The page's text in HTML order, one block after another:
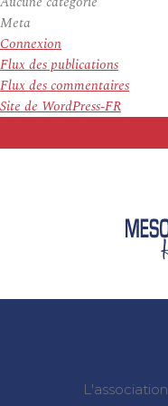
Meta
Connexion
Flux des publications
Flux des commentaires
Site de WordPress-FR
L'association